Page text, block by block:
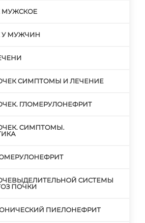
МУЖСКОЕ
У МУЖЧИН
СИМПТОМЫ И ЛЕЧЕНИЕ
ГЛОМЕРУЛОНЕФРИТ
СИМПТОМЫ.
СИСТЕМЫ
ПОЧКИ
ПИЕЛОНЕФРИТ